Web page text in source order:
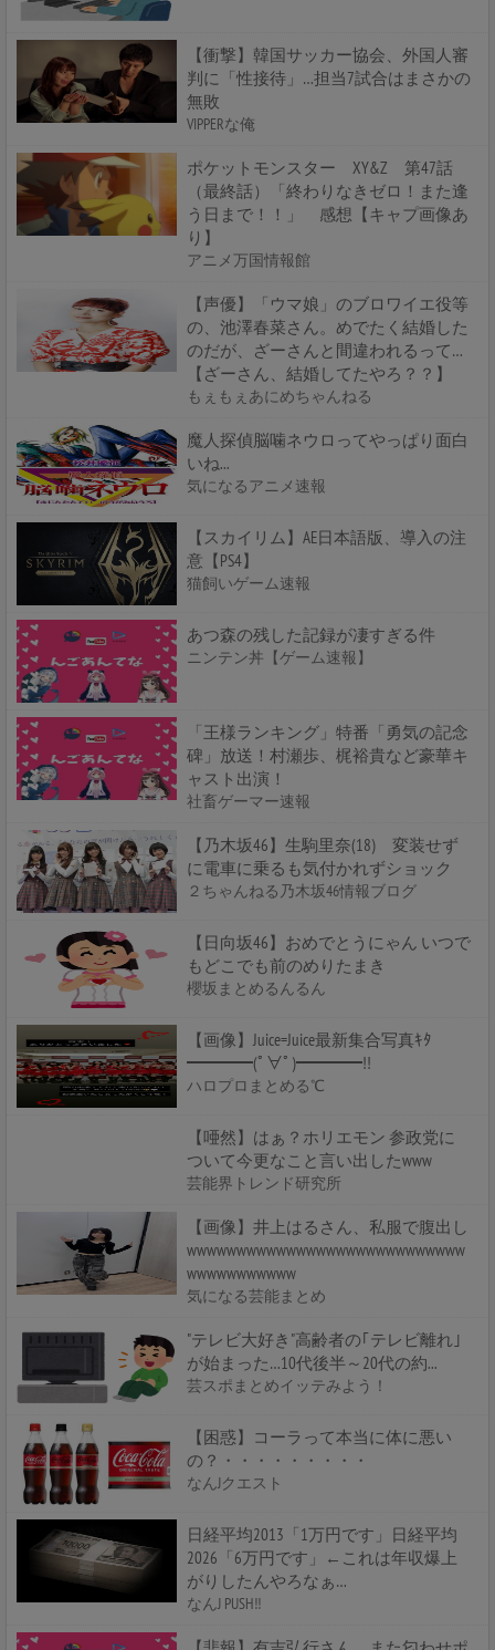
【衝撃】韓国サッカー協会、外国人審
判に「性接待」…担当7試合はまさかの
無敗
VIPPERな俺
ポケットモンスター XY&Z 第47話
（最終話）「終わりなきゼロ！また逢
う日まで！！」 感想【キャプ画像あ
り】
アニメ万国情報館
【声優】「ウマ娘」のブロワイエ役等
の、池澤春菜さん。めでたく結婚した
のだが、ざーさんと間違われるって…
【ざーさん、結婚してたやろ？？】
もぇもぇあにめちゃんねる
魔人探偵脳噛ネウロってやっぱり面白
いね...
気になるアニメ速報
【スカイリム】AE日本語版、導入の注
意【PS4】
猫飼いゲーム速報
あつ森の残した記録が凄すぎる件
ニンテン丼【ゲーム速報】
「王様ランキング」特番「勇気の記念
碑」放送！村瀬歩、梶裕貴など豪華キ
ャスト出演！
社畜ゲーマー速報
【乃木坂46】生駒里奈(18) 変装せず
に電車に乗るも気付かれずショック
２ちゃんねる乃木坂46情報ブログ
【日向坂46】おめでとうにゃん いつで
もどこでも前のめりたまき
櫻坂まとめるんるん
【画像】Juice=Juice最新集合写真ｷﾀ
━━━━(ﾟ∀ﾟ)━━━━!!
ハロプロまとめる℃
【唖然】はぁ？ホリエモン 参政党に
ついて今更なこと言い出したwww
芸能界トレンド研究所
【画像】井上はるさん、私服で腹出し
wwwwwwwwwwwwwwwwwwwwwwwwwwww
wwwwwwwwwww
気になる芸能まとめ
"テレビ大好き"高齢者の｢テレビ離れ｣
が始まった…10代後半～20代の約...
芸スポまとめイッテみよう！
【困惑】コーラって本当に体に悪い
の？・・・・・・・・・
なんJクエスト
日経平均2013「1万円です」日経平均
2026「6万円です」←これは年収爆上
がりしたんやろなぁ…
なんJ PUSH!!